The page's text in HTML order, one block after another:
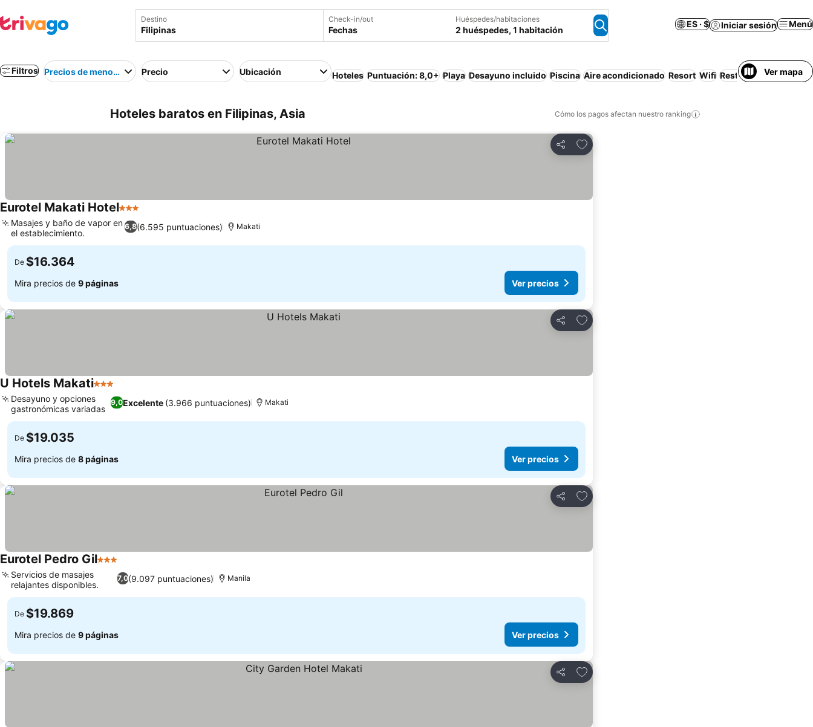
Destino Check-in/out
Fechas
Huéspedes/habitaciones
2 huéspedes, 1 habitación
ES · $ Iniciar sesión Menú
Filtros Precios de menor a mayorPrecio Ubicación Hoteles Puntuación: 8,0+ Playa Desayuno incluido Piscina Aire acondicionado Resort Wifi RestauranteVer mapa
Hoteles baratos en Filipinas, Asia Cómo los pagos afectan nuestro ranking
Compartir
Agregar a favoritos
Eurotel Makati Hotel3 Estrellas
6,8(6.595 puntuaciones)
Masajes y baño de vapor en
el establecimiento.
Makati
De $16.364
Mira precios de 9 páginas Ver precios
Compartir
Agregar a favoritos
U Hotels Makati3 Estrellas
9,0Excelente (3.966 puntuaciones)
Desayuno y opciones
gastronómicas variadas
Makati
De $19.035
Mira precios de 8 páginas Ver precios
Compartir
Agregar a favoritos
Eurotel Pedro Gil3 Estrellas
7,0(9.097 puntuaciones)
Servicios de masajes
relajantes disponibles.
Manila
De $19.869
Mira precios de 9 páginas Ver precios
Compartir
Agregar a favoritos